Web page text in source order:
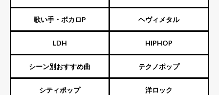
ーズ）
歌い手・ボカロP ヘヴィメタル
LDH HIPHOP
シーン別おすすめ曲 テクノポップ
シティポップ 洋ロック